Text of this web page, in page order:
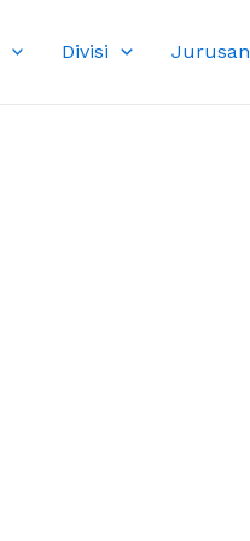
Divisi Jurusan